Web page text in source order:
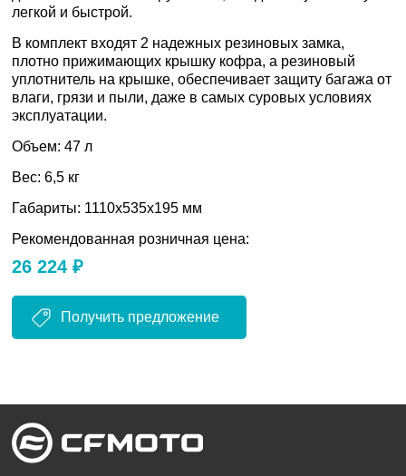
легкой и быстрой.
В комплект входят 2 надежных резиновых замка,
плотно прижимающих крышку кофра, а резиновый
уплотнитель на крышке, обеспечивает защиту багажа от
влаги, грязи и пыли, даже в самых суровых условиях
эксплуатации.
Объем: 47 л
Вес: 6,5 кг
Габариты: 1110x535x195 мм
Рекомендованная розничная цена:
26 224 ₽
Получить предложение